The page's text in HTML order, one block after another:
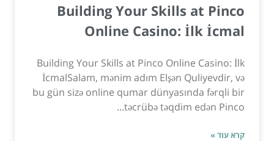
Building Your Skills at Pinco
Online Casino: İlk İcmal
Building Your Skills at Pinco Online Casino: İlk
İcmalSalam, mənim adım Elşən Quliyevdir, və
bu gün sizə online qumar dünyasında fərqli bir
təcrübə təqdim edən Pinco...
קרא עוד »